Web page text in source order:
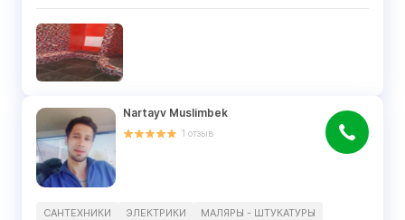
Nartayv Muslimbek
1 отзыв
САНТЕХНИКИ ЭЛЕКТРИКИ
МАЛЯРЫ - ШТУКАТУРЫ